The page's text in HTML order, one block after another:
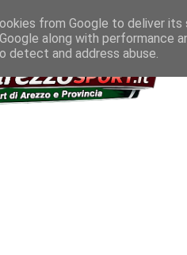
from Google to deliver
along with performance
detect and address abuse.